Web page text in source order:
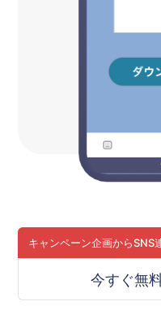
キャンペーン企画からSNS
今すぐ無